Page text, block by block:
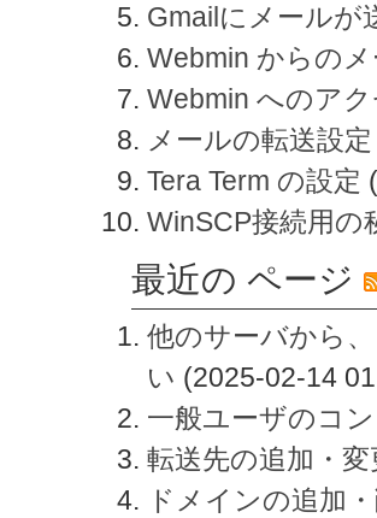
Gmailにメールが
Webmin からの
Webmin へのア
メールの転送設定
Tera Term の設定
WinSCP接続用の
最近の ページ
他のサーバから
い (2025-02-14
一般ユーザのコ
転送先の追加・
ドメインの追加